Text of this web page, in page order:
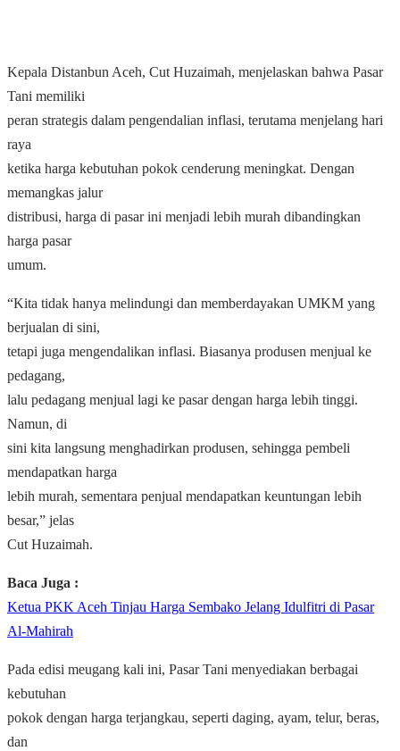
Kepala Distanbun Aceh, Cut Huzaimah, menjelaskan bahwa Pasar
Tani memiliki
peran strategis dalam pengendalian inflasi, terutama menjelang hari
raya
ketika harga kebutuhan pokok cenderung meningkat. Dengan
memangkas jalur
distribusi, harga di pasar ini menjadi lebih murah dibandingkan
harga pasar
umum.
“Kita tidak hanya melindungi dan memberdayakan UMKM yang
berjualan di sini,
tetapi juga mengendalikan inflasi. Biasanya produsen menjual ke
pedagang,
lalu pedagang menjual lagi ke pasar dengan harga lebih tinggi.
Namun, di
sini kita langsung menghadirkan produsen, sehingga pembeli
mendapatkan harga
lebih murah, sementara penjual mendapatkan keuntungan lebih
besar,” jelas
Cut Huzaimah.
Baca Juga :
Ketua PKK Aceh Tinjau Harga Sembako Jelang Idulfitri di Pasar
Al-Mahirah
Pada edisi meugang kali ini, Pasar Tani menyediakan berbagai
kebutuhan
pokok dengan harga terjangkau, seperti daging, ayam, telur, beras,
dan